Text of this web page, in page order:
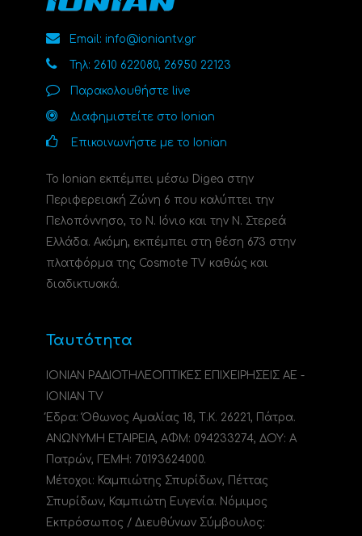
Email: info@ioniantv.gr
Τηλ: 2610 622080, 26950 22123
Παρακολουθήστε live
Διαφημιστείτε στο Ionian
Επικοινωνήστε με το Ionian
Το Ionian εκπέμπει μέσω Digea στην
Περιφερειακή Ζώνη 6 που καλύπτει την
Πελοπόννησο, το N. Ιόνιο και την Ν. Στερεά
Ελλάδα. Ακόμη, εκπέμπει στη θέση 673 στην
πλατφόρμα της Cosmote TV καθώς και
διαδικτυακά.
Ταυτότητα
ΙΟΝΙΑΝ ΡΑΔΙΟΤΗΛΕΟΠΤΙΚΕΣ ΕΠΙΧΕΙΡΗΣΕΙΣ ΑΕ -
IONIAN TV
Έδρα: Όθωνος Αμαλίας 18, Τ.Κ. 26221, Πάτρα.
ΑΝΩΝΥΜΗ ΕΤΑΙΡΕΙΑ, ΑΦΜ: 094233274, ΔΟΥ: A
Πατρών, ΓΕΜΗ: 70193624000.
Μέτοχοι: Καμπιώτης Σπυρίδων, Πέττας
Σπυρίδων, Καμπιώτη Ευγενία. Νόμιμος
Εκπρόσωπος / Διευθύνων Σύμβουλος: